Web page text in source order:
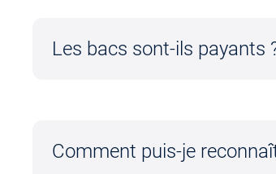
Les bacs sont-ils payants
Comment puis-je